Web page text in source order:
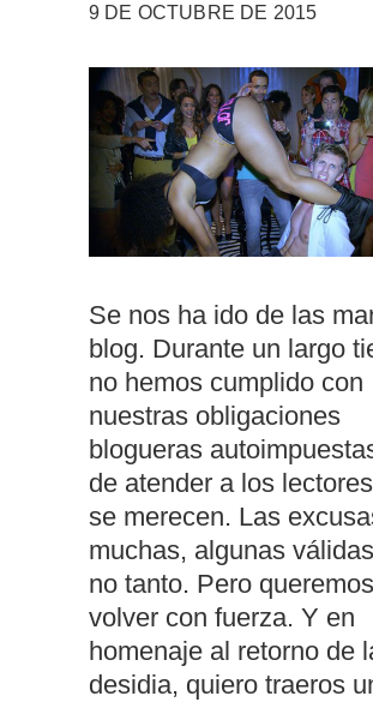
9 DE OCTUBRE DE 2015
Se nos ha ido de las
blog. Durante un largo
no hemos cumplido con
nuestras obligaciones
blogueras
de atender a los
se merecen. Las
muchas, algunas
no tanto. Pero queremos
volver con fuerza. Y en
homenaje al retorno de
desidia, quiero traeros